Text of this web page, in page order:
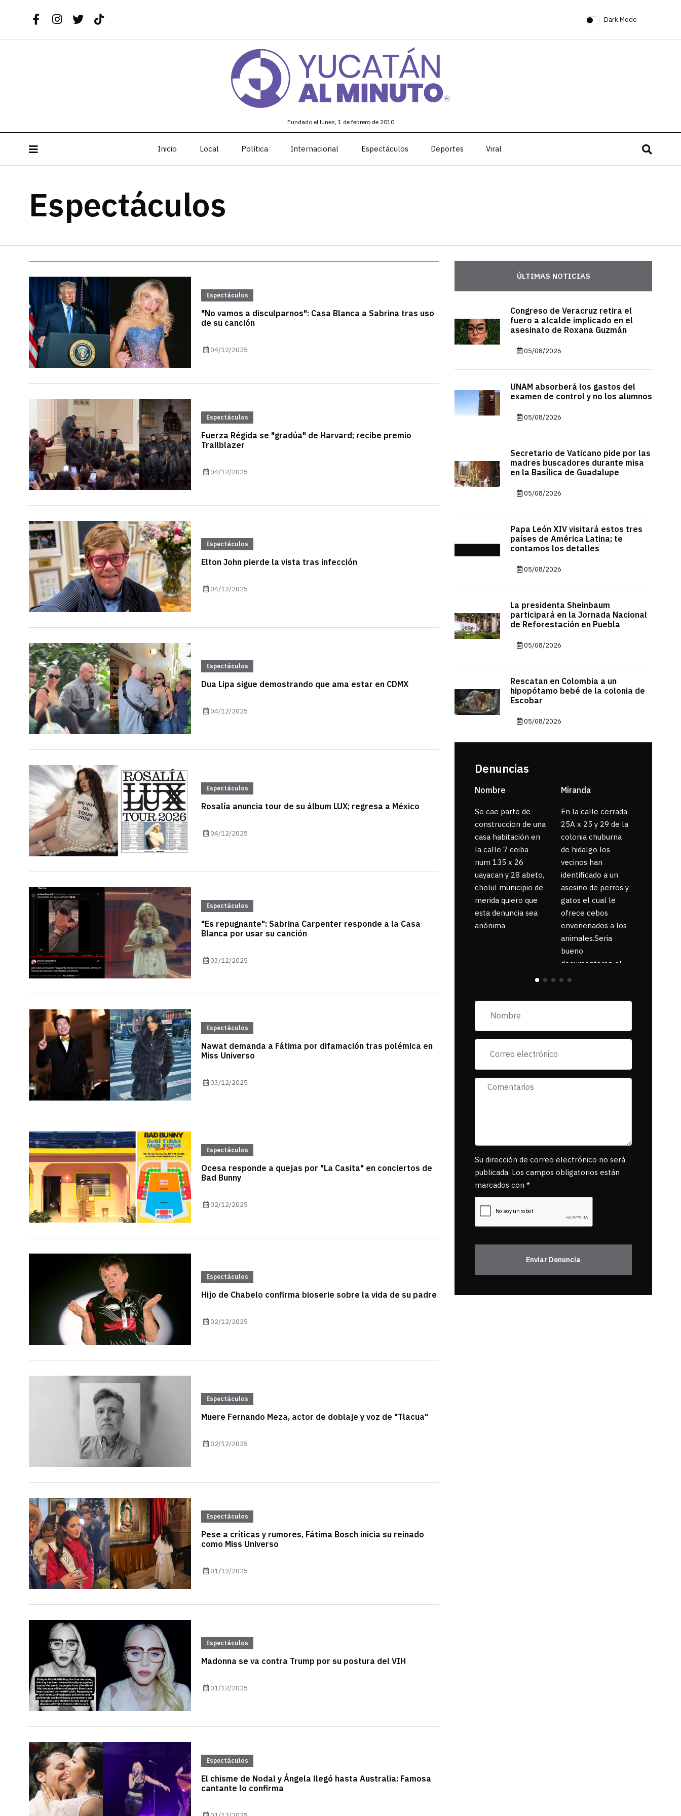
Dark Mode
Fundado el lunes, 1 de febrero de 2010
Inicio Local Política Internacional Espectáculos Deportes Viral
Espectáculos
Espectáculos
"No vamos a disculparnos": Casa Blanca a Sabrina tras uso
de su canción
04/12/2025
Espectáculos
Fuerza Régida se "gradúa" de Harvard; recibe premio
Trailblazer
04/12/2025
Espectáculos
Elton John pierde la vista tras infección
04/12/2025
Espectáculos
Dua Lipa sigue demostrando que ama estar en CDMX
04/12/2025
Espectáculos
Rosalía anuncia tour de su álbum LUX; regresa a México
04/12/2025
Espectáculos
"Es repugnante": Sabrina Carpenter responde a la Casa
Blanca por usar su canción
03/12/2025
Espectáculos
Nawat demanda a Fátima por difamación tras polémica en
Miss Universo
03/12/2025
Espectáculos
Ocesa responde a quejas por "La Casita" en conciertos de
Bad Bunny
02/12/2025
Espectáculos
Hijo de Chabelo confirma bioserie sobre la vida de su padre
02/12/2025
Espectáculos
Muere Fernando Meza, actor de doblaje y voz de "Tlacua"
02/12/2025
Espectáculos
Pese a críticas y rumores, Fátima Bosch inicia su reinado
como Miss Universo
01/12/2025
Espectáculos
Madonna se va contra Trump por su postura del VIH
01/12/2025
Espectáculos
El chisme de Nodal y Ángela llegó hasta Australia: Famosa
cantante lo confirma
ÚLTIMAS NOTICIAS
Congreso de Veracruz retira el
fuero a alcalde implicado en el
asesinato de Roxana Guzmán
05/08/2026
UNAM absorberá los gastos del
examen de control y no los alumnos
05/08/2026
Secretario de Vaticano pide por las
madres buscadores durante misa
en la Basílica de Guadalupe
05/08/2026
Papa León XIV visitará estos tres
países de América Latina; te
contamos los detalles
05/08/2026
La presidenta Sheinbaum
participará en la Jornada Nacional
de Reforestación en Puebla
05/08/2026
Rescatan en Colombia a un
hipopótamo bebé de la colonia de
Escobar
05/08/2026
Denuncias
Nombre
Se cae parte de
construccion de una
casa habitación en
la calle 7 ceiba
num 135 x 26
uayacan y 28 abeto,
cholul municipio de
merida quiero que
esta denuncia sea
anónima
Miranda
En la calle cerrada
25A x 25 y 29 de la
colonia chuburna
de hidalgo los
vecinos han
identificado a un
asesino de perros y
gatos el cual le
ofrece cebos
envenenados a los
animales.Seria
bueno
documentaran el
suceso ya que la
pancartas de
exigiendo al asesino
se reponsanbilice
Su dirección de correo electrónico no será
publicada. Los campos obligatorios están
marcados con *
Enviar Denuncia